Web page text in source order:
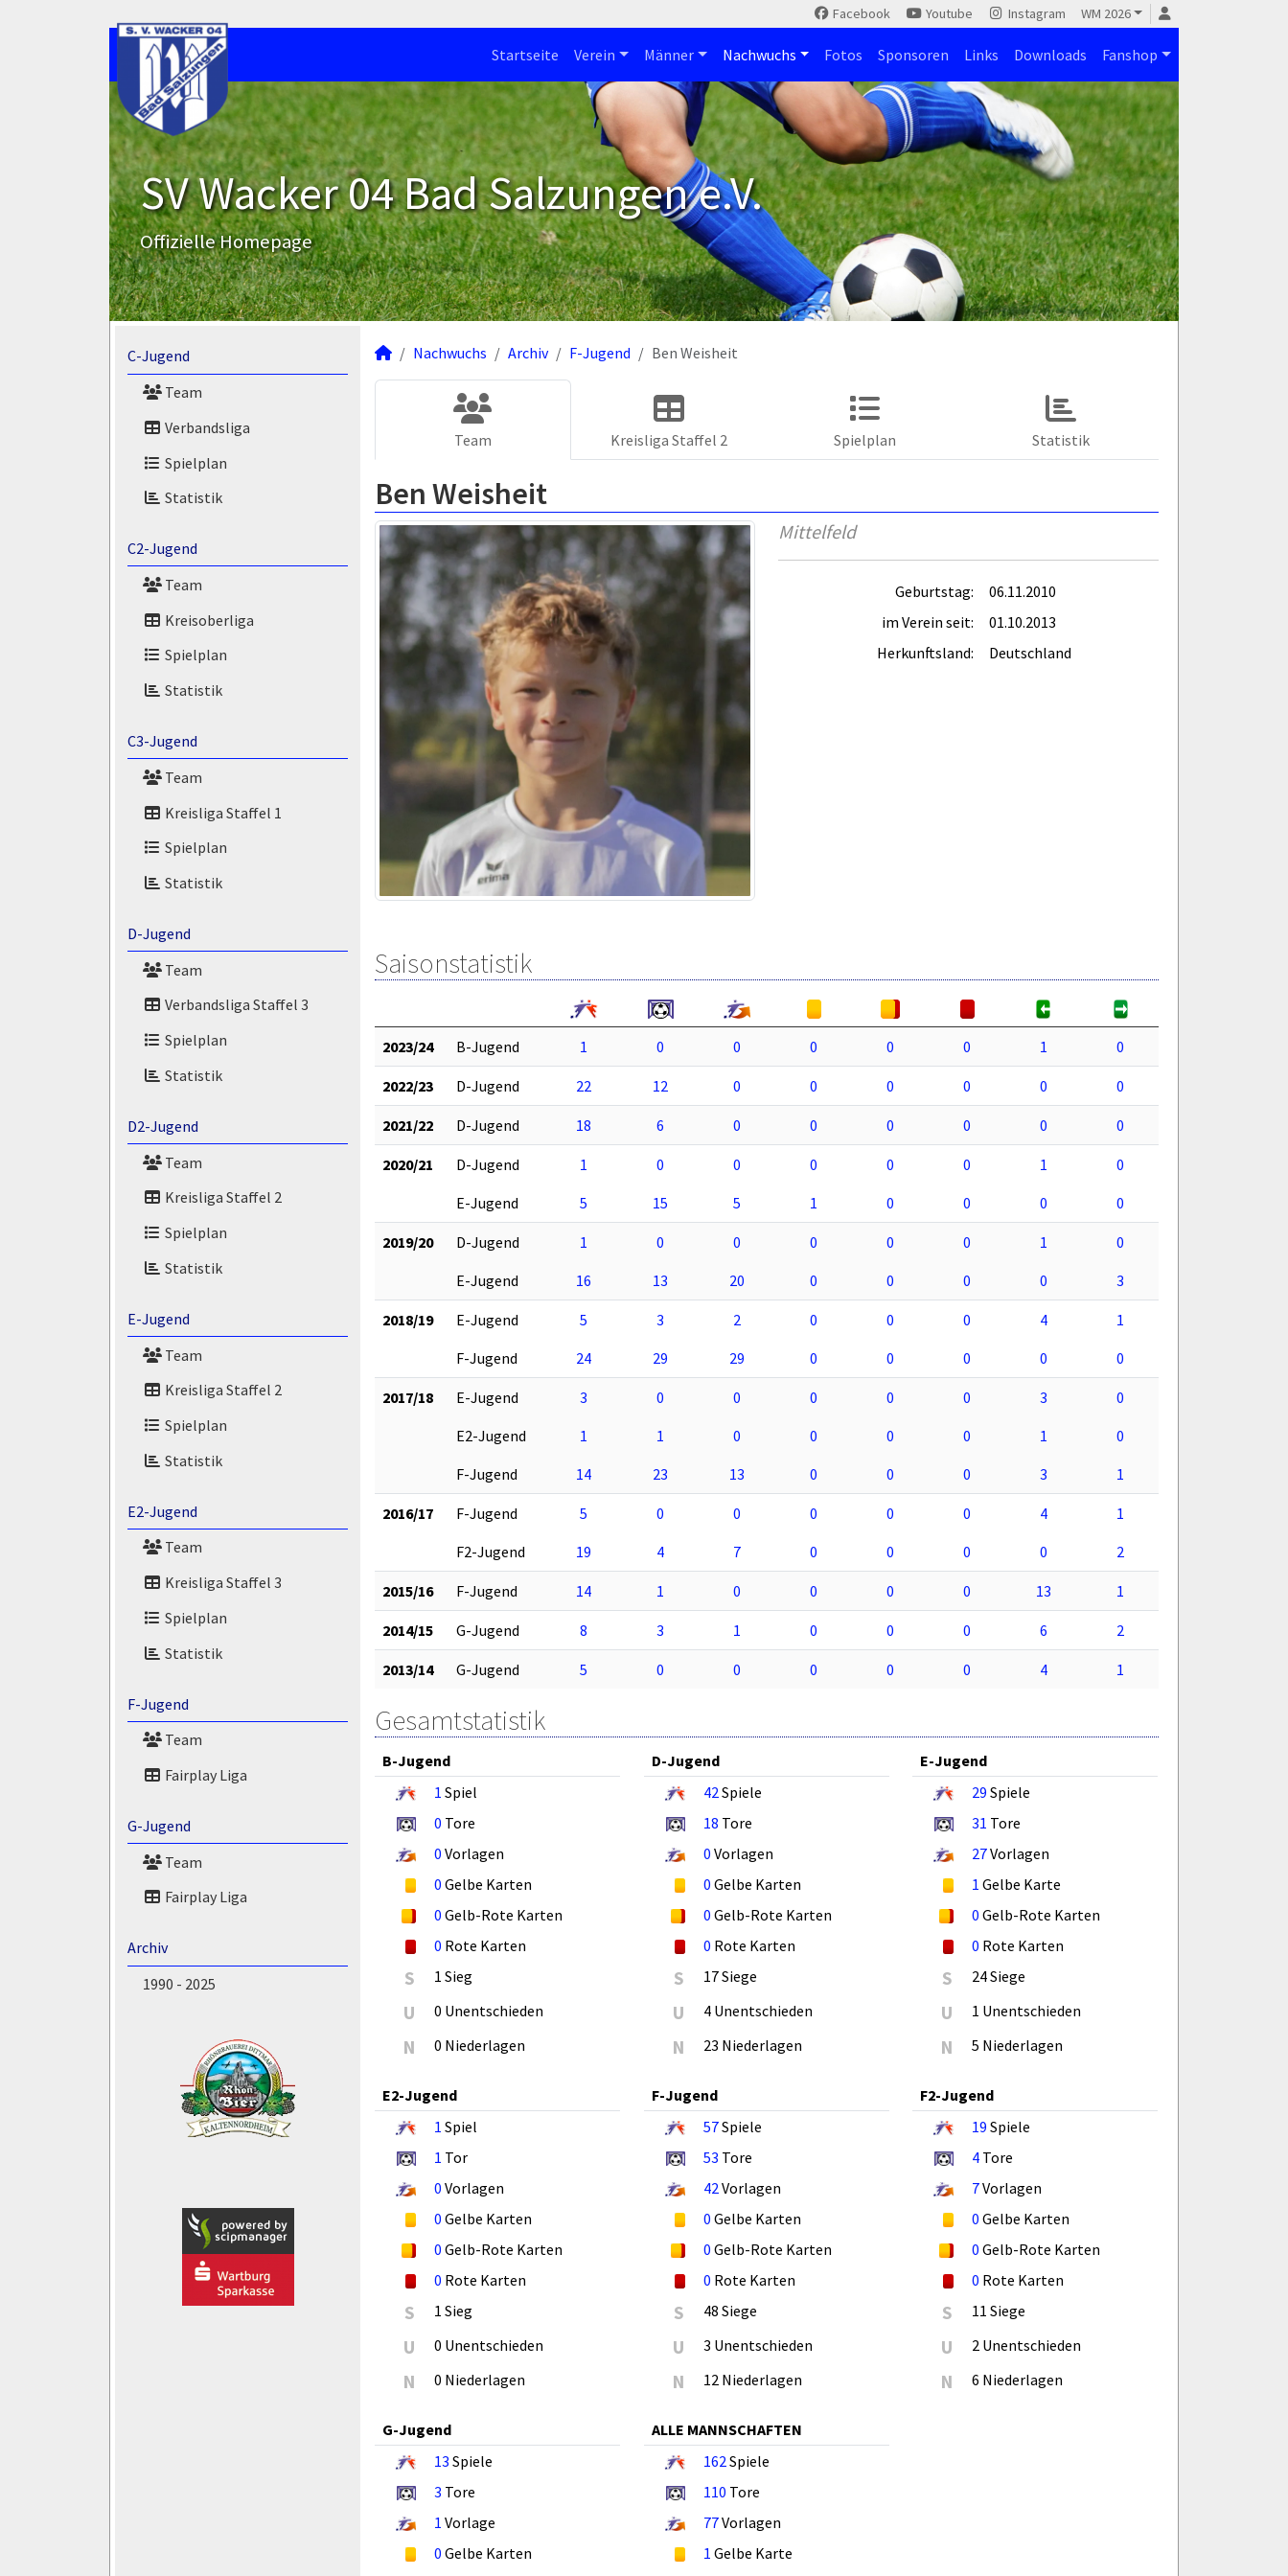
Facebook Youtube Instagram WM 2026
Startseite Verein Männer Nachwuchs Fotos Sponsoren Links Downloads Fanshop
SV Wacker 04 Bad Salzungen e.V.
Offizielle Homepage
C-Jugend
Team
Verbandsliga
Spielplan
Statistik
C2-Jugend
Team
Kreisoberliga
Spielplan
Statistik
C3-Jugend
Team
Kreisliga Staffel 1
Spielplan
Statistik
D-Jugend
Team
Verbandsliga Staffel 3
Spielplan
Statistik
D2-Jugend
Team
Kreisliga Staffel 2
Spielplan
Statistik
E-Jugend
Team
Kreisliga Staffel 2
Spielplan
Statistik
E2-Jugend
Team
Kreisliga Staffel 3
Spielplan
Statistik
F-Jugend
Team
Fairplay Liga
G-Jugend
Team
Fairplay Liga
Archiv
1990 - 2025
Nachwuchs Archiv F-Jugend Ben Weisheit
Team Kreisliga Staffel 2 Spielplan Statistik
Ben Weisheit
Mittelfeld
Geburtstag:
06.11.2010
im Verein seit:
01.10.2013
Herkunftsland:
Deutschland
Saisonstatistik
2023/24 B-Jugend 1 0 0 0 0 0 1 0
2022/23 D-Jugend 22 12 0 0 0 0 0 0
2021/22 D-Jugend 18 6 0 0 0 0 0 0
2020/21 D-Jugend 1 0 0 0 0 0 1
0
E-Jugend
5 15 5 1 0 0 0 0
2019/20 D-Jugend 1 0 0 0 0 0 1
0
E-Jugend
16 13 20 0 0 0 0 3
2018/19 E-Jugend 5 3 2 0 0 0 4
1
F-Jugend
24 29 29 0 0 0 0 0
2017/18 E-Jugend 3 0 0 0 0 0 3
0
E2-Jugend
1 1 0 0 0 0 1
0
F-Jugend
14 23 13 0 0 0 3 1
2016/17 F-Jugend 5 0 0 0 0 0 4
1
F2-Jugend
19 4 7 0 0 0 0 2
2015/16 F-Jugend 14 1 0 0 0 0 13 1
2014/15 G-Jugend 8 3 1 0 0 0 6 2
2013/14 G-Jugend 5 0 0 0 0 0 4 1
Gesamtstatistik
B-Jugend
1 Spiel
0 Tore
0 Vorlagen
0 Gelbe Karten
0 Gelb-Rote Karten
0 Rote Karten
S 1 Sieg
U 0 Unentschieden
N 0 Niederlagen
D-Jugend
42Spiele
18 Tore
0 Vorlagen
0 Gelbe Karten
0 Gelb-Rote Karten
0 Rote Karten
S 17 Siege
U 4 Unentschieden
N 23 Niederlagen
E-Jugend
29 Spiele
31 Tore
27Vorlagen
1 Gelbe Karte
0 Gelb-Rote Karten
0 Rote Karten
S 24 Siege
U 1 Unentschieden
N 5 Niederlagen
E2-Jugend
1 Spiel
1 Tor
0 Vorlagen
0 Gelbe Karten
0 Gelb-Rote Karten
0 Rote Karten
S 1 Sieg
U 0 Unentschieden
N 0 Niederlagen
F-Jugend
57Spiele
53 Tore
42Vorlagen
0 Gelbe Karten
0 Gelb-Rote Karten
0 Rote Karten
S 48 Siege
U 3 Unentschieden
N 12 Niederlagen
F2-Jugend
19 Spiele
4 Tore
7Vorlagen
0 Gelbe Karten
0 Gelb-Rote Karten
0 Rote Karten
S 11 Siege
U 2 Unentschieden
N 6 Niederlagen
G-Jugend
13 Spiele
3 Tore
1 Vorlage
0 Gelbe Karten
ALLE MANNSCHAFTEN
162Spiele
110 Tore
77Vorlagen
1 Gelbe Karte